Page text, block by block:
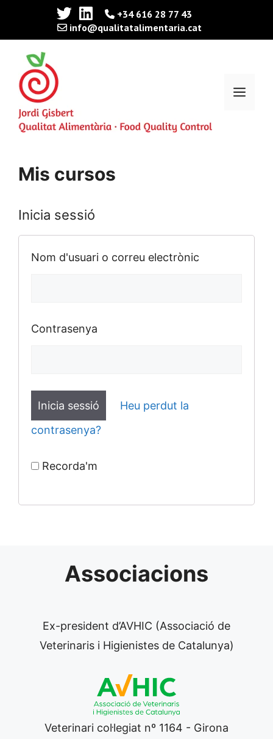
+34 616 28 77 43
info@qualitatalimentaria.cat
Mis cursos
Inicia sessió
Nom d'usuari o correu electrònic
Contrasenya
Heu perdut la
contrasenya?
Recorda'm
Associacions
Ex-president d’AVHIC (Associació de
Veterinaris i Higienistes de Catalunya)
Veterinari col·legiat nº 1164 - Girona